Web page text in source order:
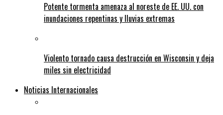
Potente tormenta amenaza al noreste de EE. UU. con
inundaciones repentinas y lluvias extremas
Violento tornado causa destrucción en Wisconsin y deja
miles sin electricidad
Noticias Internacionales